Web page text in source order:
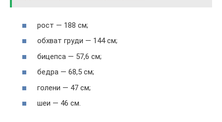
рост — 188 см;
обхват груди — 144 см;
бицепса — 57,6 см;
бедра — 68,5 см;
голени — 47 см;
шеи — 46 см.